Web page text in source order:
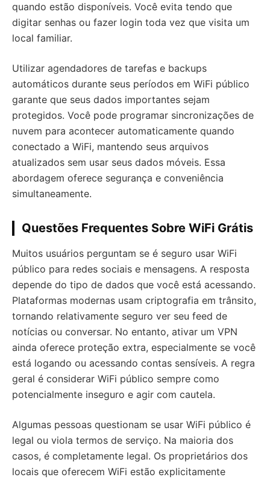
quando estão disponíveis. Você evita tendo que
digitar senhas ou fazer login toda vez que visita um
local familiar.
Utilizar agendadores de tarefas e backups
automáticos durante seus períodos em WiFi público
garante que seus dados importantes sejam
protegidos. Você pode programar sincronizações de
nuvem para acontecer automaticamente quando
conectado a WiFi, mantendo seus arquivos
atualizados sem usar seus dados móveis. Essa
abordagem oferece segurança e conveniência
simultaneamente.
Questões Frequentes Sobre WiFi Grátis
Muitos usuários perguntam se é seguro usar WiFi
público para redes sociais e mensagens. A resposta
depende do tipo de dados que você está acessando.
Plataformas modernas usam criptografia em trânsito,
tornando relativamente seguro ver seu feed de
notícias ou conversar. No entanto, ativar um VPN
ainda oferece proteção extra, especialmente se você
está logando ou acessando contas sensíveis. A regra
geral é considerar WiFi público sempre como
potencialmente inseguro e agir com cautela.
Algumas pessoas questionam se usar WiFi público é
legal ou viola termos de serviço. Na maioria dos
casos, é completamente legal. Os proprietários dos
locais que oferecem WiFi estão explicitamente